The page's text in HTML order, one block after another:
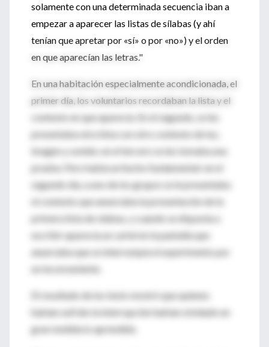
solamente con una determinada secuencia iban a
empezar a aparecer las listas de sílabas (y ahí
tenían que apretar por «sí» o por «no») y el orden
en que aparecían las letras."
En una habitación especialmente acondicionada, el
primer día, los voluntarios recordaban la lista y el
contexto en que aparecía. En el segundo, se les
presentaba otra lista con otro contexto de luz,
imagen y sonido; en el tercero se les tomaba una
prueba. Pero había un hecho fundamental: en el
segundo día, a uno de los grupos se le presentaba
el contexto que anunciaba la presentación de la
primera lista de sílabas, y cuando se disponía a
escribir aparecía un cartel en la pantalla que
anunciaba que se interrumpía el experimento por
un inconveniente.
El resultado de los tests mostró que quienes
habían sufrido la interrupción habían olvidado en
gran medida lo aprendido.